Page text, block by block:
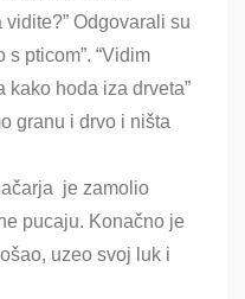
vidite?” Odgovarali su
pticom”. “Vidim
kako hoda iza drveta”
granu i drvo i ništa
je zamolio
pucaju. Konačno je
uzeo svoj luk i